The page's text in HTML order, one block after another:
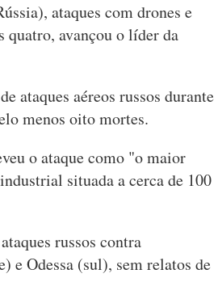
ataques com drones e
quatro, avançou o líder da
ataques aéreos russos durante
menos oito mortes.
o ataque como "o maior
situada a cerca de 100
russos contra
e Odessa (sul), sem relatos de